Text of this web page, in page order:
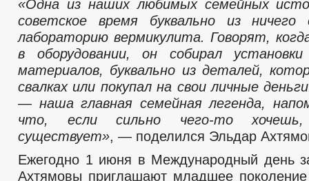
«Одна из наших любимых семейных
советское время буквально из ничего
лабораторию вермикулита. Говорят,
в оборудовании, он собирал
материалов, буквально из деталей,
свалках или покупал на свои личные
— наша главная семейная легенда,
что, если сильно чего-то
существует», — поделился Эльдар
Ежегодно 1 июня в Международный день
Ахтямовы приглашают младшее